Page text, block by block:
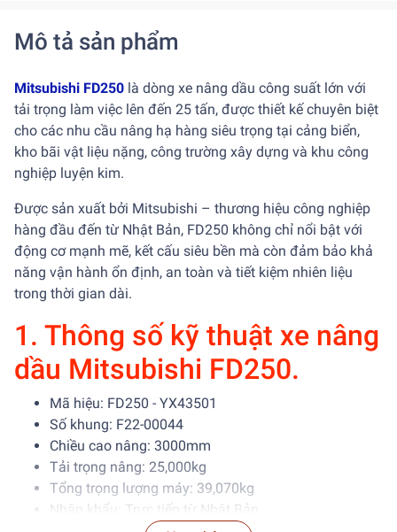
Mô tả sản phẩm
Mitsubishi FD250 là dòng xe nâng dầu công suất lớn với
tải trọng làm việc lên đến 25 tấn, được thiết kế chuyên biệt
cho các nhu cầu nâng hạ hàng siêu trọng tại cảng biển,
kho bãi vật liệu nặng, công trường xây dựng và khu công
nghiệp luyện kim.
Được sản xuất bởi Mitsubishi – thương hiệu công nghiệp
hàng đầu đến từ Nhật Bản, FD250 không chỉ nổi bật với
động cơ mạnh mẽ, kết cấu siêu bền mà còn đảm bảo khả
năng vận hành ổn định, an toàn và tiết kiệm nhiên liệu
trong thời gian dài.
1. Thông số kỹ thuật xe nâng
dầu Mitsubishi FD250.
Mã hiệu: FD250 - YX43501
Số khung: F22-00044
Chiều cao nâng: 3000mm
Tải trọng nâng: 25,000kg
Tổng trọng lượng máy: 39,070kg
Nhập khẩu: Trực tiếp từ Nhật Bản